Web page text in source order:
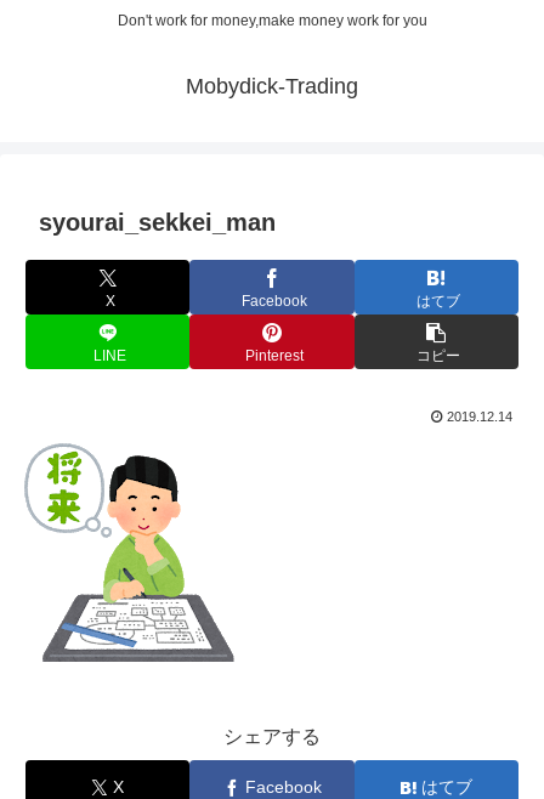
Don't work for money,make money work for you
Mobydick-Trading
syourai_sekkei_man
X Facebook はてブ
LINE Pinterest コピー
2019.12.14
シェアする
X Facebook はてブ